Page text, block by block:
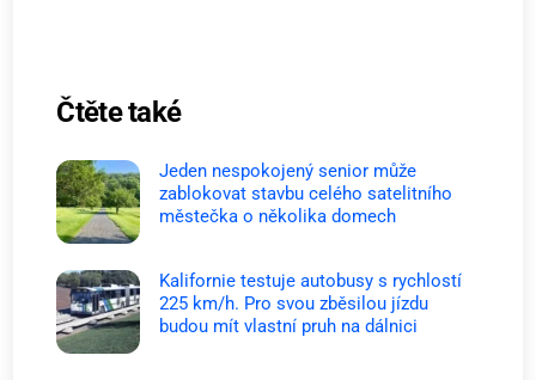
Čtěte také
Jeden nespokojený senior může
zablokovat stavbu celého satelitního
městečka o několika domech
Kalifornie testuje autobusy s rychlostí
225 km/h. Pro svou zběsilou jízdu
budou mít vlastní pruh na dálnici